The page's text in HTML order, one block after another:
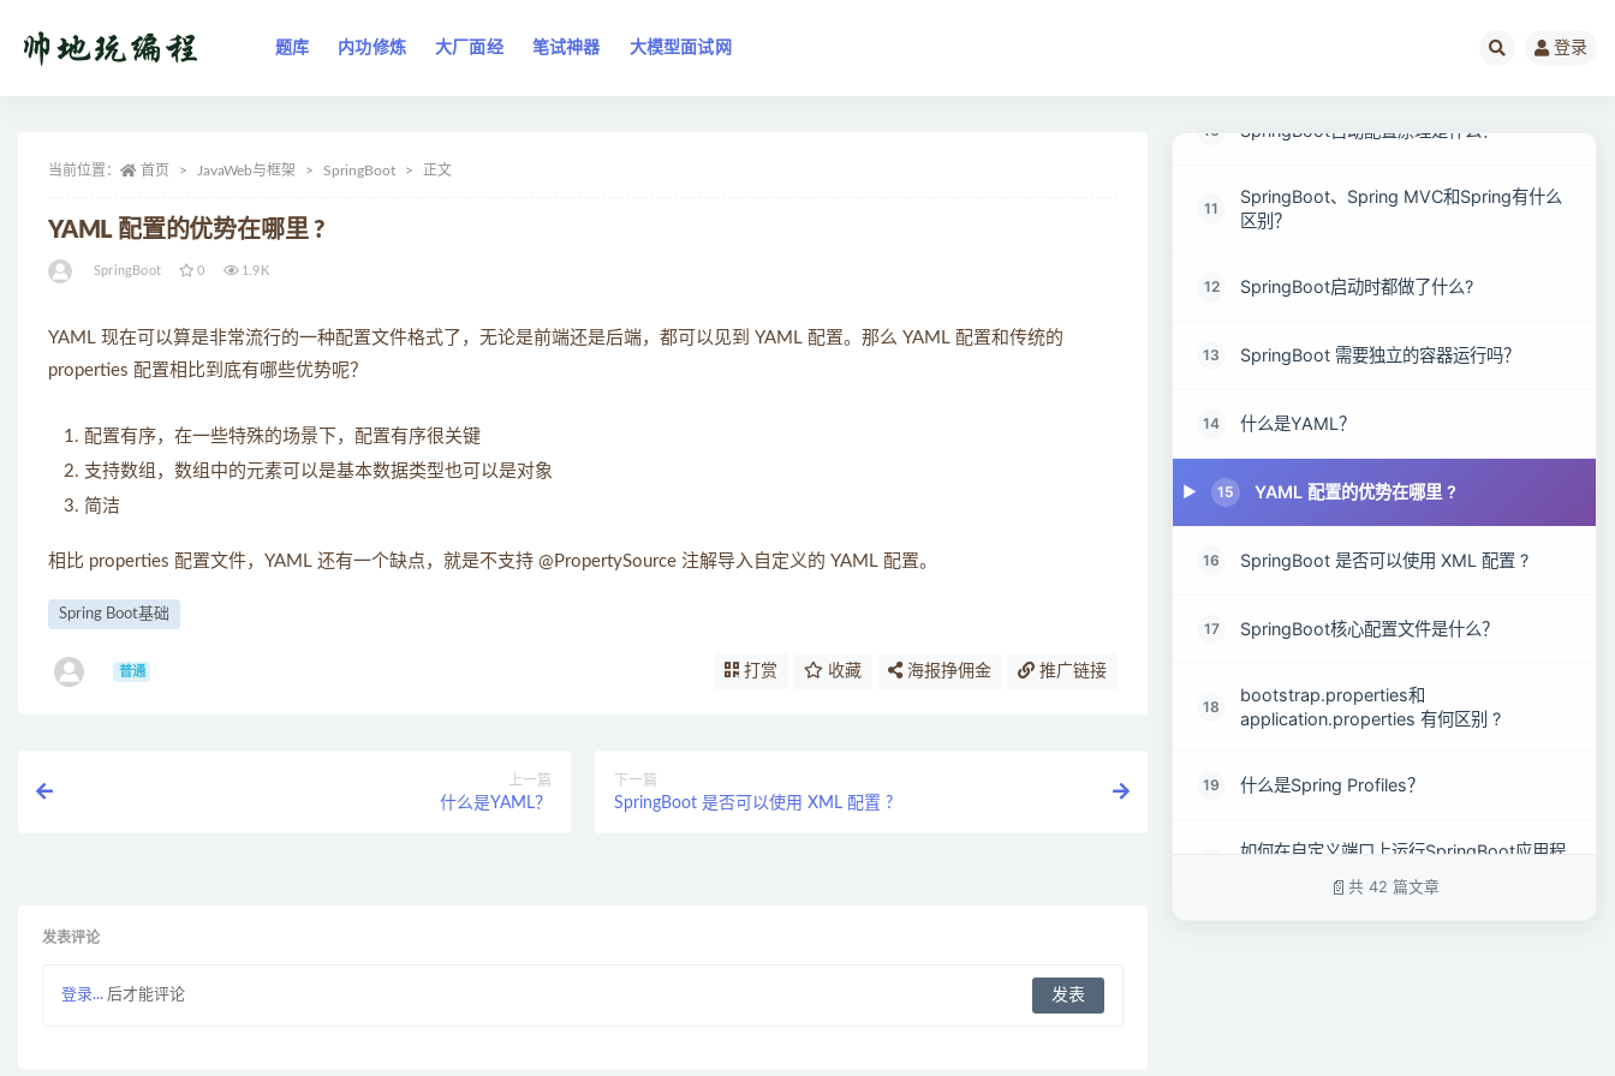
题库 内功修炼 大厂面经 笔试神器 大模型面试网 登录
当前位置： 首页 JavaWeb与框架 SpringBoot 正文
YAML 配置的优势在哪里 ?
SpringBoot 0 1.9K
YAML 现在可以算是非常流行的一种配置文件格式了，无论是前端还是后端，都可以见到 YAML 配置。那么 YAML 配置和传统的
properties 配置相比到底有哪些优势呢？
配置有序，在一些特殊的场景下，配置有序很关键
支持数组，数组中的元素可以是基本数据类型也可以是对象
简洁
相比 properties 配置文件，YAML 还有一个缺点，就是不支持 @PropertySource 注解导入自定义的 YAML 配置。
Spring Boot基础
普通 打赏 收藏 海报挣佣金 推广链接
上一篇
什么是YAML？
下一篇
SpringBoot 是否可以使用 XML 配置 ?
发表评论
登录... 后才能评论
10 SpringBoot自动配置原理是什么？
11
SpringBoot、Spring MVC和Spring有什么
区别？
12 SpringBoot启动时都做了什么?
13 SpringBoot 需要独立的容器运行吗？
14 什么是YAML？
15 YAML 配置的优势在哪里 ?
16 SpringBoot 是否可以使用 XML 配置 ?
17 SpringBoot核心配置文件是什么？
18
bootstrap.properties和
application.properties 有何区别 ?
19 什么是Spring Profiles？
如何在自定义端口上运行SpringBoot应用程
共 42 篇文章